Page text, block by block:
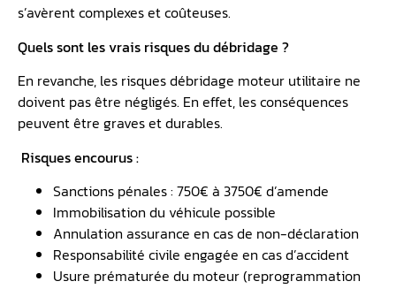
s’avèrent complexes et coûteuses.
Quels sont les vrais risques du débridage ?
En revanche, les risques débridage moteur utilitaire ne
doivent pas être négligés. En effet, les conséquences
peuvent être graves et durables.
Risques encourus :
Sanctions pénales : 750€ à 3750€ d’amende
Immobilisation du véhicule possible
Annulation assurance en cas de non-déclaration
Responsabilité civile engagée en cas d’accident
Usure prématurée du moteur (reprogrammation